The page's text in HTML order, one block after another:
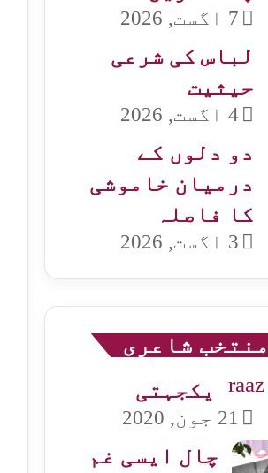
7 اگست, 2026
لباس کی شرعی
حیثیت
4 اگست, 2026
دو دلوں کے
درمیان خاموشی
کا فاصلہ
3 اگست, 2026
شاعری
یکجہتی
21 جون, 2020
چال ایسی غم